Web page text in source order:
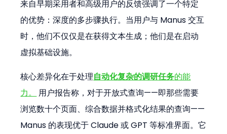
来自早期采用者和高级用户的反馈强调了一个特定
的优势：深度的多步骤执行。当用户与 Manus 交互
时，他们不仅仅是在获得文本生成；他们是在启动
虚拟基础设施。
核心差异化在于处理自动化复杂的调研任务的能
力。
用户报告称，对于开放式查询——即那些需要
浏览数十个页面、综合数据并格式化结果的查询——
Manus 的表现优于 Claude 或 GPT 等标准界面。它